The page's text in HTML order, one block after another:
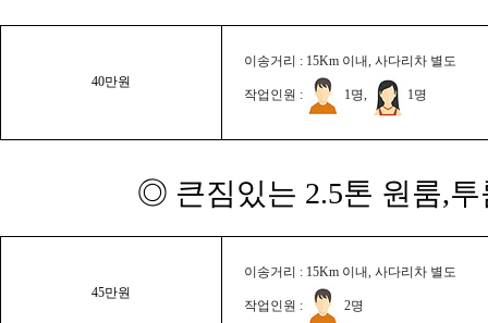
40만원
이송거리 : 15Km 이내, 사다리차 별도
작업인원 : 1명, 1명
◎ 큰짐있는 2.5톤 원룸,
45만원
이송거리 : 15Km 이내, 사다리차 별도
작업인원 : 2명